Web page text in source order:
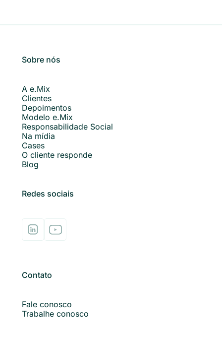
Sobre nós
A e.Mix
Clientes
Depoimentos
Modelo e.Mix
Responsabilidade Social
Na mídia
Cases
O cliente responde
Blog
Redes sociais
Contato
Fale conosco
Trabalhe conosco